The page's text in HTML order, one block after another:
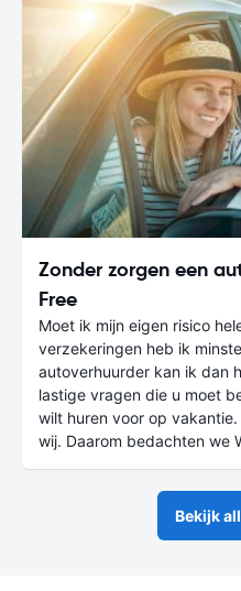
Zonder zorgen een
Free
Moet ik mijn eigen risico
verzekeringen heb ik
autoverhuurder kan ik dan
lastige vragen die u moet
wilt huren voor op
wij. Daarom bedachten we
Bekijk